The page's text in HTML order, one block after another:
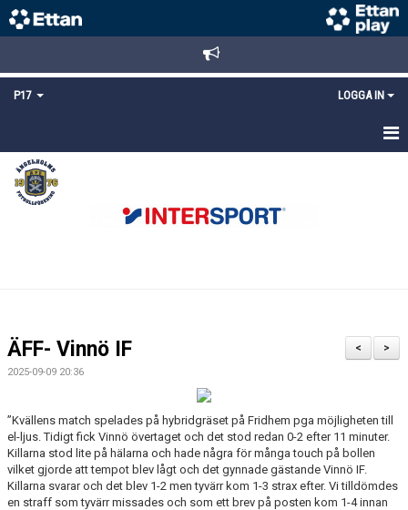
P17 LOGGA IN
HEM
NYHETER
DOKUMENT
>
<
ÄFF- Vinnö IF
2025-09-09 20:36
”Kvällens match spelades på hybridgräset på Fridhem pga möjligheten till
el-ljus. Tidigt fick Vinnö övertaget och det stod redan 0-2 efter 11 minuter.
Killarna stod lite på hälarna och hade några för många touch på bollen
vilket gjorde att tempot blev lågt och det gynnade gästande Vinnö IF.
Killarna svarar och det blev 1-2 men tyvärr kom 1-3 strax efter. Vi tilldömdes
en straff som tyvärr missades och som ett brev på posten kom 1-4 innan